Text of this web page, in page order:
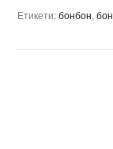
Етикети:бонбон,